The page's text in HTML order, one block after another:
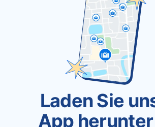
Laden Sie
App